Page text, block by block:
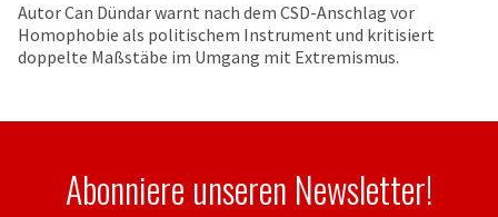
Autor Can Dündar warnt nach dem CSD-Anschlag vor
Homophobie als politischem Instrument und kritisiert
doppelte Maßstäbe im Umgang mit Extremismus.
Abonniere unseren Newsletter!